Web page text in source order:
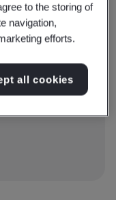
to the storing of
navigation,
efforts.
all cookies